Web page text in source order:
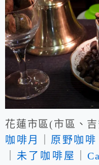
花蓮市區(市區、
咖啡月
原野咖啡
未了咖啡屋 ｜